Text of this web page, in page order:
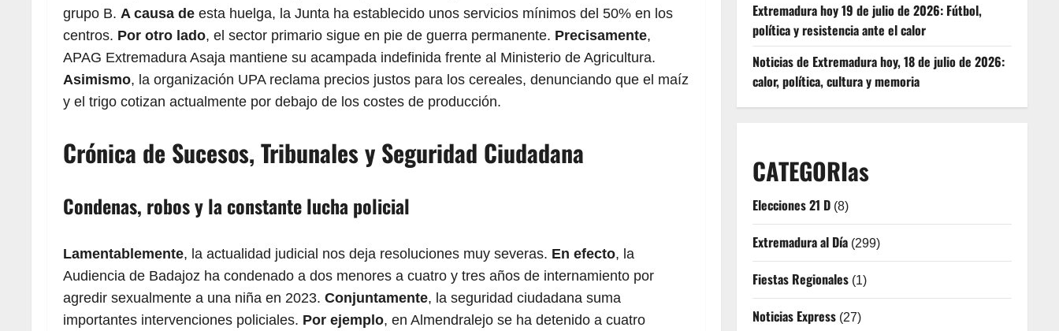
grupo B. A causa de esta huelga, la Junta ha establecido unos servicios mínimos del 50% en los
centros. Por otro lado, el sector primario sigue en pie de guerra permanente. Precisamente,
APAG Extremadura Asaja mantiene su acampada indefinida frente al Ministerio de Agricultura.
Asimismo, la organización UPA reclama precios justos para los cereales, denunciando que el maíz
y el trigo cotizan actualmente por debajo de los costes de producción.
Crónica de Sucesos, Tribunales y Seguridad Ciudadana
Condenas, robos y la constante lucha policial
Lamentablemente, la actualidad judicial nos deja resoluciones muy severas. En efecto, la
Audiencia de Badajoz ha condenado a dos menores a cuatro y tres años de internamiento por
agredir sexualmente a una niña en 2023. Conjuntamente, la seguridad ciudadana suma
importantes intervenciones policiales. Por ejemplo, en Almendralejo se ha detenido a cuatro
Extremadura hoy 19 de julio de 2026: Fútbol,
política y resistencia ante el calor
Noticias de Extremadura hoy, 18 de julio de 2026:
calor, política, cultura y memoria
CATEGORIas
Elecciones 21 D(8)
Extremadura al Día(299)
Fiestas Regionales(1)
Noticias Express(27)